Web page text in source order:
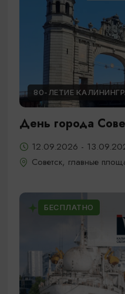
80-ЛЕТИЕ
День города
12.09.2026 -
Советск, главные
БЕСПЛАТНО